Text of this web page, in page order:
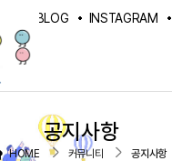
NAVER BLOG INSTAGRAM
공지사항
HOME 커뮤니티 공지사항